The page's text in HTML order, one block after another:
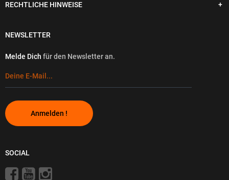
RECHTLICHE HINWEISE
NEWSLETTER
Melde Dich für den Newsletter an.
Anmelden !
SOCIAL